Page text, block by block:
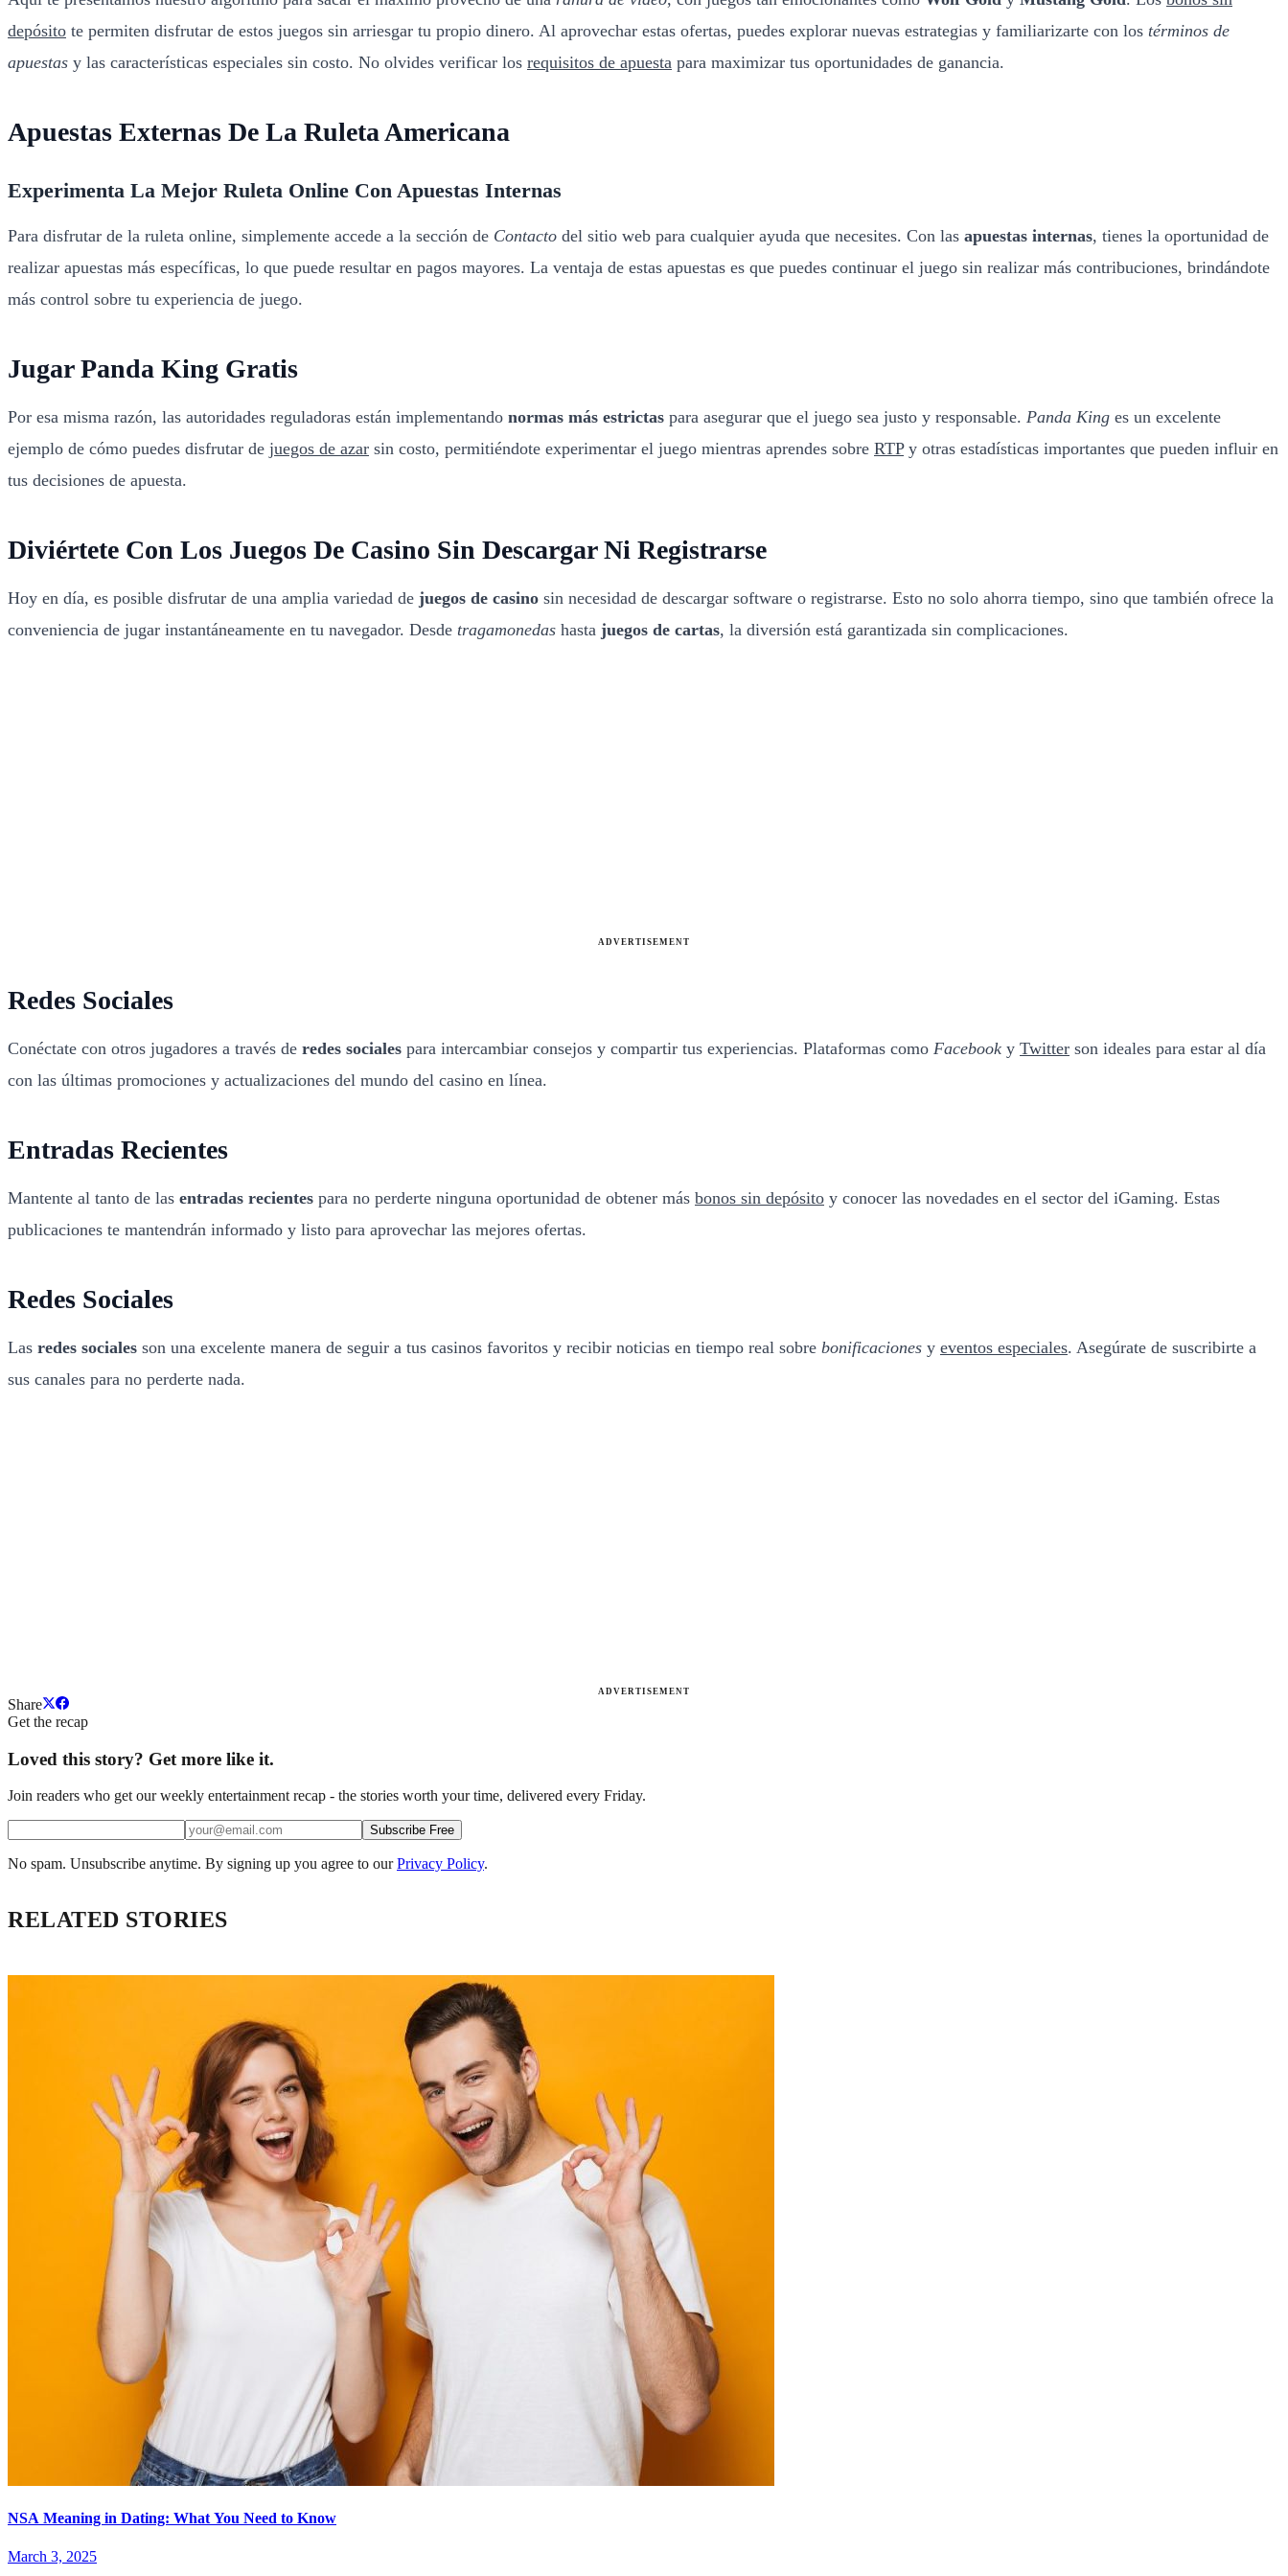
depósito te permiten disfrutar de estos juegos sin arriesgar tu propio dinero. Al aprovechar estas ofertas, puedes explorar nuevas estrategias y familiarizarte con los términos de
apuestas y las características especiales sin costo. No olvides verificar los requisitos de apuesta para maximizar tus oportunidades de ganancia.
Apuestas Externas De La Ruleta Americana
Experimenta La Mejor Ruleta Online Con Apuestas Internas
Para disfrutar de la ruleta online, simplemente accede a la sección de Contacto del sitio web para cualquier ayuda que necesites. Con las apuestas internas, tienes la oportunidad de
realizar apuestas más específicas, lo que puede resultar en pagos mayores. La ventaja de estas apuestas es que puedes continuar el juego sin realizar más contribuciones, brindándote
más control sobre tu experiencia de juego.
Jugar Panda King Gratis
Por esa misma razón, las autoridades reguladoras están implementando normas más estrictas para asegurar que el juego sea justo y responsable. Panda King es un excelente
ejemplo de cómo puedes disfrutar de juegos de azar sin costo, permitiéndote experimentar el juego mientras aprendes sobre RTPy otras estadísticas importantes que pueden influir en
tus decisiones de apuesta.
Diviértete Con Los Juegos De Casino Sin Descargar Ni Registrarse
Hoy en día, es posible disfrutar de una amplia variedad de juegos de casino sin necesidad de descargar software o registrarse. Esto no solo ahorra tiempo, sino que también ofrece la
conveniencia de jugar instantáneamente en tu navegador. Desde tragamonedas hasta juegos de cartas, la diversión está garantizada sin complicaciones.
ADVERTISEMENT
Redes Sociales
Conéctate con otros jugadores a través de redes sociales para intercambiar consejos y compartir tus experiencias. Plataformas como Facebook y Twitter son ideales para estar al día
con las últimas promociones y actualizaciones del mundo del casino en línea.
Entradas Recientes
Mantente al tanto de las entradas recientes para no perderte ninguna oportunidad de obtener más bonos sin depósito y conocer las novedades en el sector del iGaming. Estas
publicaciones te mantendrán informado y listo para aprovechar las mejores ofertas.
Redes Sociales
Las redes sociales son una excelente manera de seguir a tus casinos favoritos y recibir noticias en tiempo real sobre bonificaciones y eventos especiales. Asegúrate de suscribirte a
sus canales para no perderte nada.
ADVERTISEMENT
Share
Get the recap
Loved this story? Get more like it.
Join readers who get our weekly entertainment recap - the stories worth your time, delivered every Friday.
Subscribe Free
No spam. Unsubscribe anytime. By signing up you agree to our Privacy Policy.
RELATED STORIES
NSA Meaning in Dating: What You Need to Know
March 3, 2025